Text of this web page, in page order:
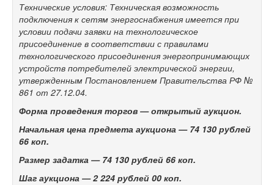
Технические условия: Техническая возможность
подключения к сетям энергоснабжения имеется при
условии подачи заявки на технологическое
присоединение в соответствии с правилами
технологического присоединения энергопринимающих
устройств потребителей электрической энергии,
утвержденным Постановлением Правительства РФ №
861 от 27.12.04.
Форма проведения торгов — открытый аукцион.
Начальная цена предмета аукциона — 74 130 рублей
66 коп.
Размер задатка — 74 130 рублей 66 коп.
Шаг аукциона —2 224 рублей 00 коп.